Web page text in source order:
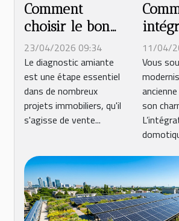
Comment
choisir le bon
expert pour
votre diagnostic
amiante ?
23/04/2026 09:34
Le diagnostic amiante
est une étape essentiel
dans de nombreux
projets immobiliers, qu'il
s'agisse de vente...
les
11/04/
Vous
son